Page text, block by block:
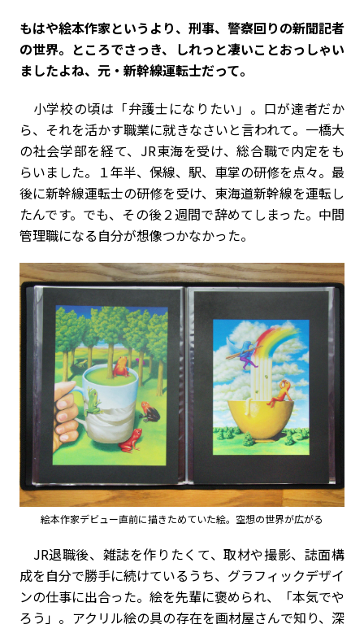
――もはや絵本作家というより、刑事、警察回りの新聞記者
の世界。ところでさっき、しれっと凄いことおっしゃい
ましたよね、元・新幹線運転士だって。
小学校の頃は「弁護士になりたい」。口が達者だか
ら、それを活かす職業に就きなさいと言われて。一橋大
の社会学部を経て、JR東海を受け、総合職で内定をも
らいました。１年半、保線、駅、車掌の研修を点々。最
後に新幹線運転士の研修を受け、東海道新幹線を運転し
たんです。でも、その後２週間で辞めてしまった。中間
管理職になる自分が想像つかなかった。
絵本作家デビュー直前に描きためていた絵。空想の世界が広がる
JR退職後、雑誌を作りたくて、取材や撮影、誌面構
成を自分で勝手に続けているうち、グラフィックデザイ
ンの仕事に出合った。絵を先輩に褒められ、「本気でや
ろう」。アクリル絵の具の存在を画材屋さんで知り、深